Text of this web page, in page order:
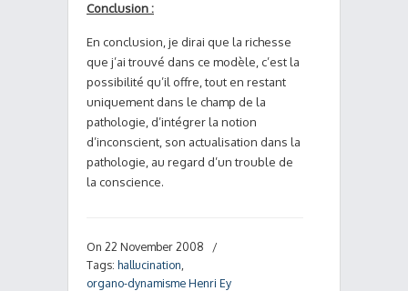
Conclusion :
En conclusion, je dirai que la richesse
que j’ai trouvé dans ce modèle, c’est la
possibilité qu’il offre, tout en restant
uniquement dans le champ de la
pathologie, d’intégrer la notion
d’inconscient, son actualisation dans la
pathologie, au regard d’un trouble de
la conscience.
On 22 November 2008
/
Tags: hallucination,
organo-dynamisme Henri Ey